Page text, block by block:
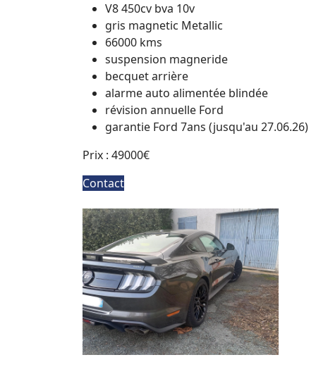
V8 450cv bva 10v
gris magnetic Metallic
66000 kms
suspension magneride
becquet arrière
alarme auto alimentée blindée
révision annuelle Ford
garantie Ford 7ans (jusqu'au 27.06.26)
Prix : 49000€
Contact